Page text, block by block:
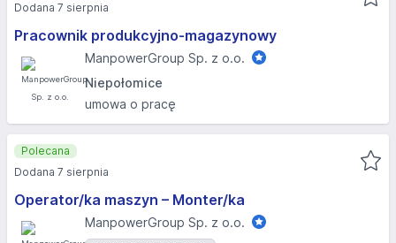
Pracownik produkcyjno-magazynowy
ManpowerGroup Sp. z o.o.
Niepołomice
umowa o pracę
Dodana 7 sierpnia
Operator/ka maszyn – Monter/ka
ManpowerGroup Sp. z o.o.
Polecana
Dodana 7 sierpnia